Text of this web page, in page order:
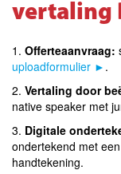
vertaling
1. Offerteaanvraag:
uploadformulier ► .
2. Vertaling door
native speaker met
3. Digitale
ondertekend met
handtekening.